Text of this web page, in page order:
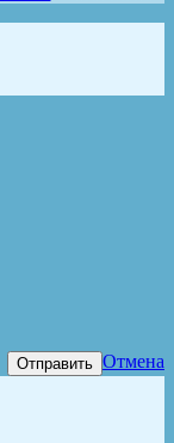
Отправить Отмена